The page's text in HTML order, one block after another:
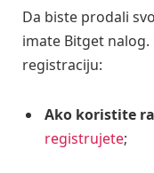
Da biste prodali
imate Bitget
registraciju:
Ako koristite
registrujete;